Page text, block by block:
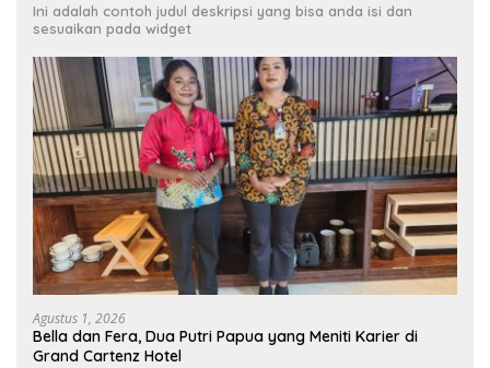
Ini adalah contoh judul deskripsi yang bisa anda isi dan
sesuaikan pada widget
Agustus 1, 2026
Bella dan Fera, Dua Putri Papua yang Meniti Karier di
Grand Cartenz Hotel